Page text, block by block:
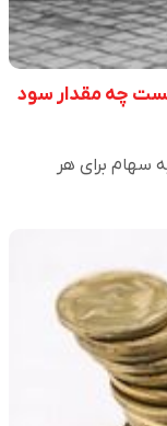
چه مقدار سود
سهام برای هر